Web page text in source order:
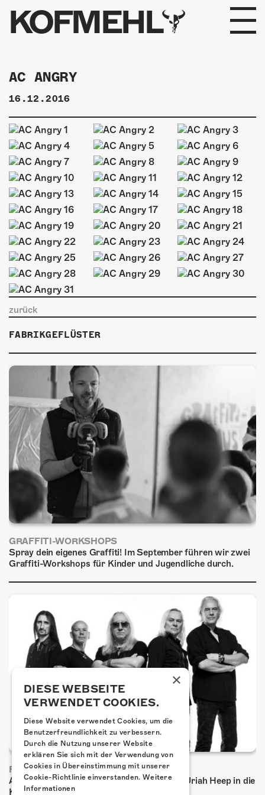
KOFMEHL
PROGRAMM
FABRIKGEFLÜSTER
GALERIE
FOTOGALERIE
PHOTOMAT
INFOS
KONTAKT
ÜBER UNS
GÖNNEREI
SHOP
MITMACHEN
AC ANGRY
16.12.2016
zurück
FABRIKGEFLÜSTER
GRAFFITI-WORKSHOPS
Spray dein eigenes Graffiti! Im September führen wir zwei
Graffiti-Workshops für Kinder und Jugendliche durch.
FRISCH BESTÄTIGT: URIAH HEEP
Am Sonntag, 15. November 2026 kommen Uriah Heep in die
Kulturfabrik Kofmehl!
×
DIESE WEBSEITE
VERWENDET COOKIES.
Diese Website verwendet Cookies, um die
Benutzerfreundlichkeit zu verbessern.
Durch die Nutzung unserer Website
erklären Sie sich mit der Verwendung von
Cookies in Übereinstimmung mit unserer
Cookie-Richtlinie einverstanden. Weitere
Informationen